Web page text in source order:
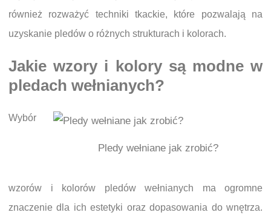
również rozważyć techniki tkackie, które pozwalają na
uzyskanie pledów o różnych strukturach i kolorach.
Jakie wzory i kolory są modne w
pledach wełnianych?
Pledy wełniane jak zrobić?
Wybór
wzorów i kolorów pledów wełnianych ma ogromne
znaczenie dla ich estetyki oraz dopasowania do wnętrza.